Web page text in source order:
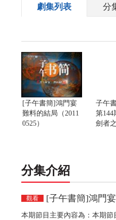
劇集列表 分
[子午書簡]鴻門宴
難料的結局（2011
0525）
子午
第144
劍者
分集介紹
觀看 [子午書簡]鴻門宴
本期節目主要內容為：本期節